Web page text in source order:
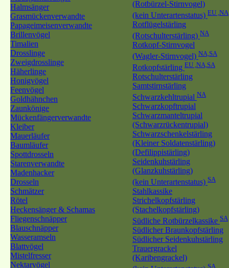
Halmsänger
Grasmückenverwandte
Papageimeisenverwandte
Brillenvögel
Timalien
Drosslinge
Zweigdrosslinge
Häherlinge
Honigvögel
Feenvögel
Goldhähnchen
Zaunkönige
Mückenfängerverwandte
Kleiber
Mauerläufer
Baumläufer
Spottdrosseln
Starenverwandte
Madenhacker
Drosseln
Schmätzer
Rötel
Heckensänger & Schamas
Fliegenschnäpper
Blauschnäpper
Wasseramseln
Blattvögel
Mistelfresser
Nektarvögel
(Rotbürzel-Stirnvogel)
(kein Unterartenstatus) EU ,NA
Rotflügelstärling
(Rotschulterstärling) NA
Rotkopf-Stirnvogel
(Wagler-Stirnvogel) NA,SA
Rotkopfstärling EU ,NA,SA
Rotschulterstärling
Samtstirnstärling
Schwarzkehltrupial NA
Schwarzkopftrupial
Schwarzmanteltrupial
(Schwarzrückentrupial)
Schwarzschenkelstärling
(Kleiner Soldatenstärling)
(Defilippistärling)
Seidenkuhstärling
(Glanzkuhstärling)
(kein Unterartenstatus) SA
Stahlkassike
Strichelkopfstärling
(Stachelkopfstärling)
Südliche Rotbürzelkassike SA
Südlicher Braunkopfstärling
Südlicher Seidenkuhstärling
Trauergrackel
(Karibengrackel)
SA